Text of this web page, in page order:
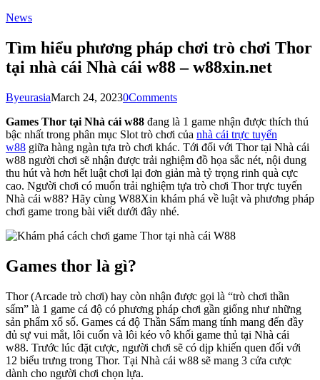
News
Tìm hiểu phương pháp chơi trò chơi Thor
tại nhà cái Nhà cái w88 – w88xin.net
ByeurasiaMarch 24, 20230Comments
Games Thor tại Nhà cái w88 đang là 1 game nhận được thích thú
bậc nhất trong phân mục Slot trò chơi của nhà cái trực tuyến
w88 giữa hàng ngàn tựa trò chơi khác. Tới đối với Thor tại Nhà cái
w88 người chơi sẽ nhận được trải nghiệm đồ họa sắc nét, nội dung
thu hút và hơn hết luật chơi lại đơn giản mà tỷ trọng rinh quà cực
cao. Người chơi có muốn trải nghiệm tựa trò chơi Thor trực tuyến
Nhà cái w88? Hãy cùng W88Xin khám phá về luật và phương pháp
chơi game trong bài viết dưới đây nhé.
Games thor là gì?
Thor (Arcade trò chơi) hay còn nhận được gọi là “trò chơi thần
sấm” là 1 game cá độ có phương pháp chơi gần giống như những
sản phẩm xổ số. Games cá độ Thần Sấm mang tính mang đến đầy
đủ sự vui mắt, lôi cuốn và lôi kéo vô khối game thủ tại Nhà cái
w88. Trước lúc đặt cược, người chơi sẽ có dịp khiến quen đối với
12 biểu trưng trong Thor. Tại Nhà cái w88 sẽ mang 3 cửa cược
dành cho người chơi chọn lựa.